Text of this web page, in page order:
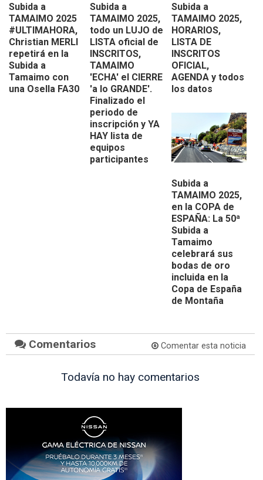
Subida a
TAMAIMO 2025
#ULTIMAHORA,
Christian MERLI
repetirá en la
Subida a
Tamaimo con
una Osella FA30
Subida a
TAMAIMO 2025,
todo un LUJO de
LISTA oficial de
INSCRITOS,
TAMAIMO
'ECHA' el CIERRE
'a lo GRANDE'.
Finalizado el
periodo de
inscripción y YA
HAY lista de
equipos
participantes
Subida a
TAMAIMO 2025,
HORARIOS,
LISTA DE
INSCRITOS
OFICIAL,
AGENDA y todos
los datos
Subida a
TAMAIMO 2025,
en la COPA de
ESPAÑA: La 50ª
Subida a
Tamaimo
celebrará sus
bodas de oro
incluida en la
Copa de España
de Montaña
Comentarios Comentar esta noticia
Todavía no hay comentarios